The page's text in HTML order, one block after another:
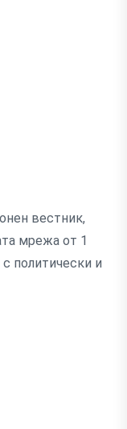
вестник,
мрежа от 1
политически и